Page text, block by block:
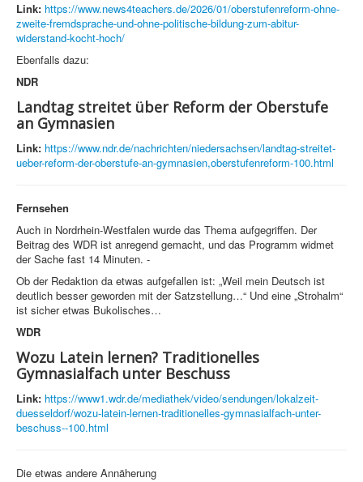
Link: https://www.news4teachers.de/2026/01/oberstufenreform-ohne-
zweite-fremdsprache-und-ohne-politische-bildung-zum-abitur-
widerstand-kocht-hoch/
Ebenfalls dazu:
NDR
Landtag streitet über Reform der Oberstufe
an Gymnasien
Link: https://www.ndr.de/nachrichten/niedersachsen/landtag-streitet-
ueber-reform-der-oberstufe-an-gymnasien,oberstufenreform-100.html
Fernsehen
Auch in Nordrhein-Westfalen wurde das Thema aufgegriffen. Der
Beitrag des WDR ist anregend gemacht, und das Programm widmet
der Sache fast 14 Minuten. -
Ob der Redaktion da etwas aufgefallen ist: „Weil mein Deutsch ist
deutlich besser geworden mit der Satzstellung…“ Und eine „Strohalm“
ist sicher etwas Bukolisches…
WDR
Wozu Latein lernen? Traditionelles
Gymnasialfach unter Beschuss
Link: https://www1.wdr.de/mediathek/video/sendungen/lokalzeit-
duesseldorf/wozu-latein-lernen-traditionelles-gymnasialfach-unter-
beschuss--100.html
Die etwas andere Annäherung